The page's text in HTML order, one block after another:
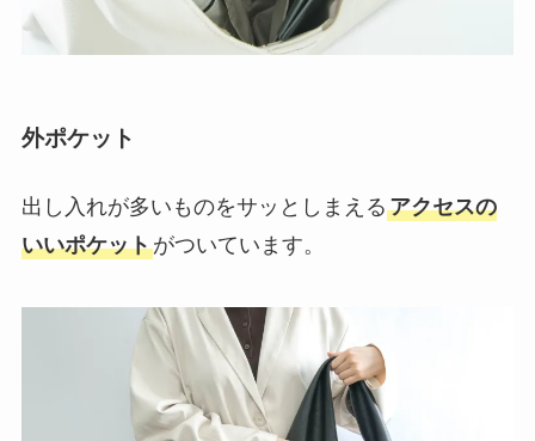
外ポケット
出し入れが多いものをサッとしまえるアクセスの
いいポケットがついています。